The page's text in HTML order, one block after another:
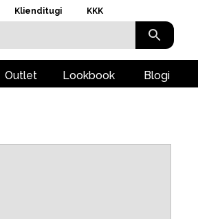
Klienditugi KKK
Outlet Lookbook Blogi